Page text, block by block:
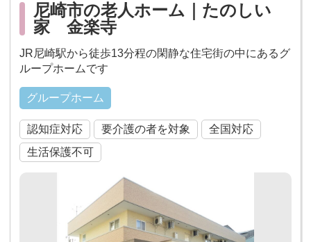
尼崎市の老人ホーム｜たのしい
家 金楽寺
JR尼崎駅から徒歩13分程の閑静な住宅街の中にあるグ
ループホームです
グループホーム
認知症対応 要介護の者を対象
全国対応
生活保護不可